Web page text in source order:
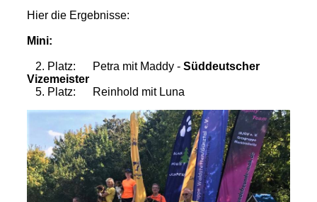
Hier die Ergebnisse:
Mini:
2. Platz: Petra mit Maddy - Süddeutscher
Vizemeister
5. Platz: Reinhold mit Luna